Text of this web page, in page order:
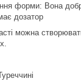
форми: Вона
дозатор
можна